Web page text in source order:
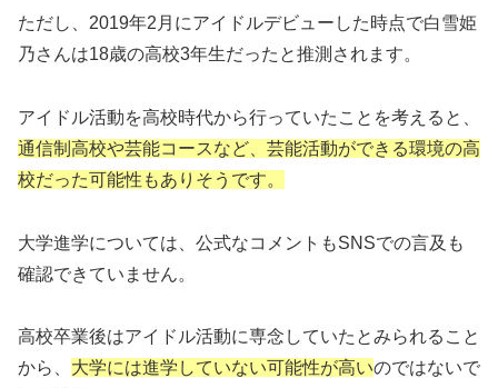
ただし、2019年2月にアイドルデビューした時点で白雪姫
乃さんは18歳の高校3年生だったと推測されます。
アイドル活動を高校時代から行っていたことを考えると、
通信制高校や芸能コースなど、芸能活動ができる環境の高
校だった可能性もありそうです。
大学進学については、公式なコメントもSNSでの言及も
確認できていません。
高校卒業後はアイドル活動に専念していたとみられること
から、 大学には進学していない可能性が高いのではないで